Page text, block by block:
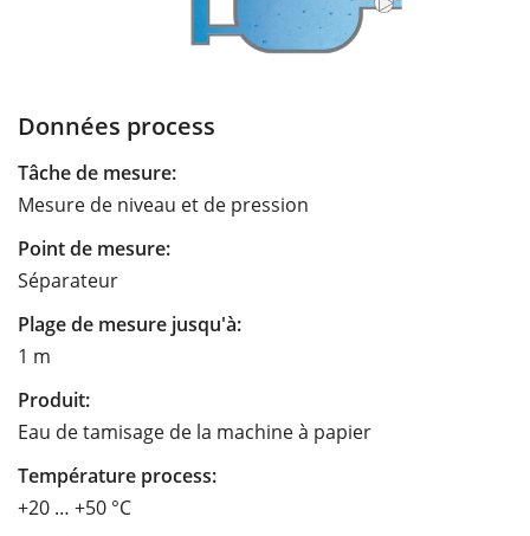
Données process
Tâche de mesure:
Mesure de niveau et de pression
Point de mesure:
Séparateur
Plage de mesure jusqu'à:
1 m
Produit:
Eau de tamisage de la machine à papier
Température process:
+20 … +50 °C